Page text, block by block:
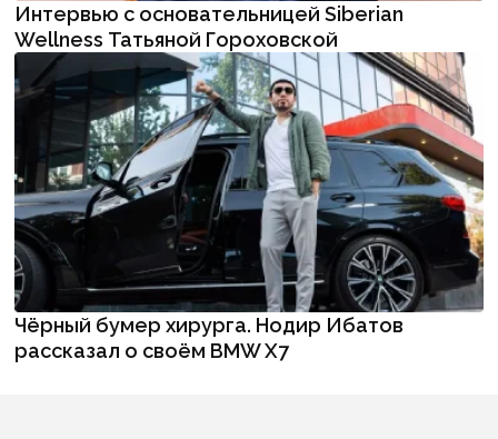
Интервью с основательницей Siberian
Wellness Татьяной Гороховской
Чёрный бумер хирурга. Нодир Ибатов
рассказал о своём BMW X7